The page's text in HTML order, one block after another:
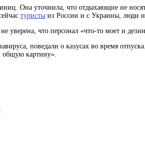
Она уточнила, что отдыхающие не
туристы из России и с Украины, люди
уверена, что персонал «что-то моет и
поведали о казусах во время
общую картину».